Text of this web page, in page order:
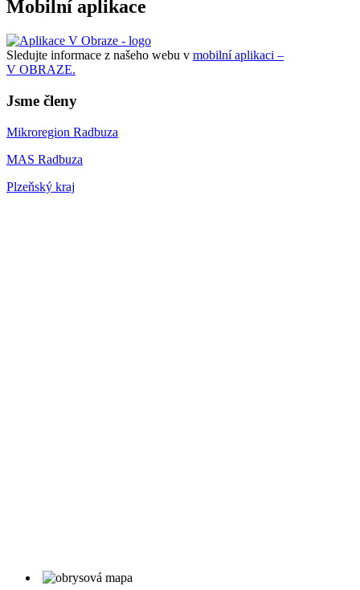
Mobilní aplikace
Sledujte informace z našeho webu v mobilní aplikaci –
V OBRAZE.
Jsme členy
Mikroregion Radbuza
MAS Radbuza
Plzeňský kraj